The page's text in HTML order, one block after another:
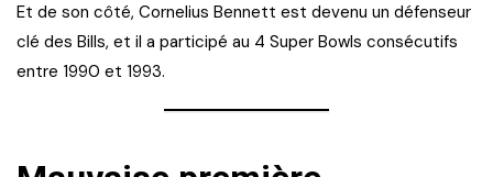
Et de son côté, Cornelius Bennett est devenu un défenseur
clé des Bills, et il a participé au 4 Super Bowls consécutifs
entre 1990 et 1993.